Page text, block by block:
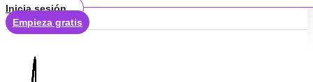
Inicia sesión
Empieza gratis